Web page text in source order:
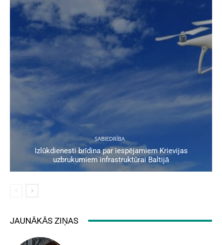
SABIEDRĪBA
Izlūkdienesti brīdina par iespējamiem Krievijas
uzbrukumiem infrastruktūrai Baltijā
JAUNĀKĀS ZIŅAS